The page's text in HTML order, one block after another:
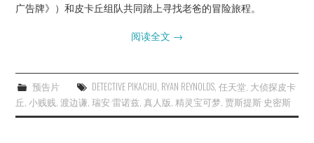
广告牌》）和皮卡丘组队共同踏上寻找老爸的冒险旅程。
阅读全文 →
预告片 DETECTIVE PIKACHU RYAN REYNOLDS, 任天堂 大侦探皮卡
丘 ,小贱贱 ,渡边谦 ,瑞安·雷诺兹 ,真人版 精灵宝可梦 ,贾斯提斯·史密斯